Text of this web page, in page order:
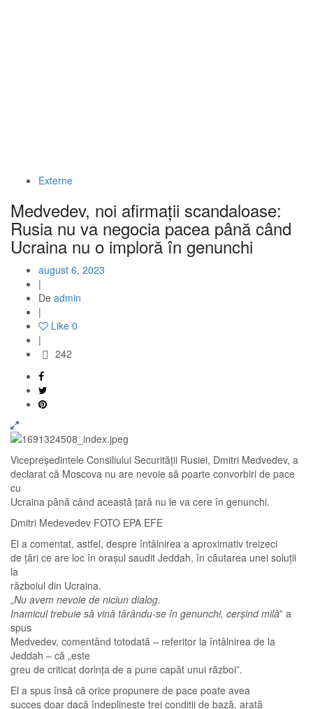
Externe
Medvedev, noi afirmații scandaloase:
Rusia nu va negocia pacea până când
Ucraina nu o imploră în genunchi
august 6, 2023
|
De admin
|
Like 0
|
242
Vicepreşedintele Consiliului Securităţii Rusiei, Dmitri Medvedev, a
declarat că Moscova nu are nevoie să poarte convorbiri de pace
cu
Ucraina până când această ţară nu le va cere în genunchi.
Dmitri Medevedev FOTO EPA EFE
El a comentat, astfel, despre întâlnirea a aproximativ treizeci
de ţări ce are loc în oraşul saudit Jeddah, în căutarea unei soluţii
la
războiul din Ucraina.
„Nu avem nevoie de niciun dialog.
Inamicul trebuie să vină târându-se în genunchi, cerşind milă” a
spus
Medvedev, comentând totodată – referitor la întâlnirea de la
Jeddah – că „este
greu de criticat dorinţa de a pune capăt unui război”.
El a spus însă că orice propunere de pace poate avea
succes doar dacă îndeplineşte trei condiţii de bază, arată